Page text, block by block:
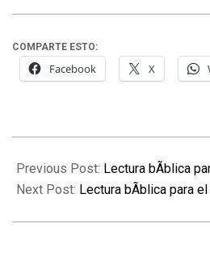
COMPARTE ESTO:
Facebook X
07-
24
Previous Post: Lectura bÃ­blica
Next Post: Lectura bÃ­blica para